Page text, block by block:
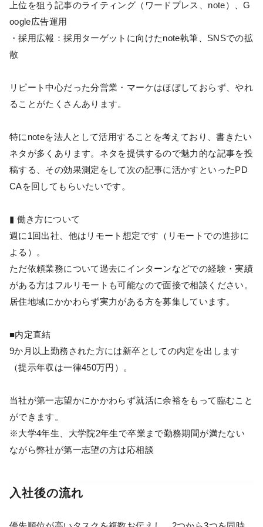
上位を狙う記事のライティング（ワードプレス、note）、G
oogle広告運用
・採用広報：採用ターゲットに向けたnote執筆、SNSでの拡
散
リピート中心だった分営業・マーケはほぼしておらず、やれ
ることがたくさんあります。
特にnoteを法人として活用することを考えており、書きたい
ネタが多くあります。ネタを提供するので魅力的な記事を投
稿する、その効果測定をして次の記事に活かすといったPD
CAを回してもらいたいです。
▮ 働き方について
週に1回出社、他はリモート想定です（リモートでの進捗に
よる）。
ただ依頼業務について過去にインターンなどでの経験・実績
がある方はフルリモートも可能なので面接で相談ください。
居住地域にかかわらず実力がある方を募集しています。
■内定直結
9か月以上勤務された方には新卒としての内定を出します
（提示年収は一律450万円）。
当社が第一志望かにかかわらず就活に余裕をもって臨むこと
ができます。
※大学4年生、大学院2年生で卒業まで勤務期間が満たない
ながら弊社が第一志望の方は応相談
入社後の流れ